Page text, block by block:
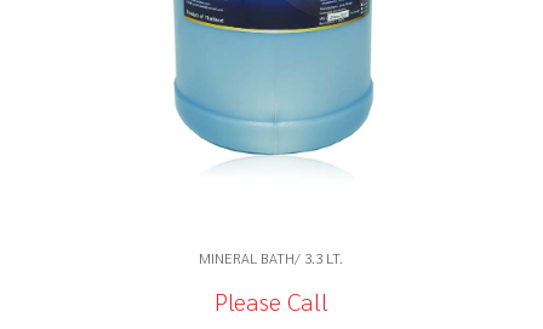
MINERAL BATH/ 3.3 LT.
Please Call